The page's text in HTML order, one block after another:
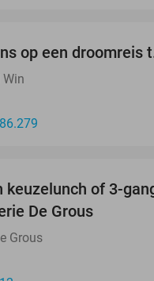
op een droomreis
keuzelunch of 3-
De Grous
Grous